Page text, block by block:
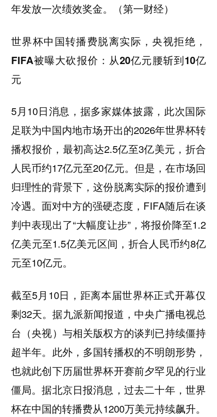
年发放一次绩效奖金。（第一财经）
世界杯中国转播费脱离实际，央视拒绝，
FIFA被曝大砍报价：从20亿元腰斩到10亿
元
5月10日消息，据多家媒体披露，此次国际
足联为中国内地市场开出的2026年世界杯转
播权报价，最初高达2.5亿至3亿美元，折合
人民币约17亿元至20亿元。但是，在市场回
归理性的背景下，这份脱离实际的报价遭到
冷遇。面对中方的强硬态度，FIFA随后在谈
判中表现出了“大幅度让步”，将报价降至1.2
亿美元至1.5亿美元区间，折合人民币约8亿
元至10亿元。
截至5月10日，距离本届世界杯正式开幕仅
剩32天。据九派新闻报道，中央广播电视总
台（央视）与相关版权方的谈判已持续僵持
超半年。此外，多国转播权的不明朗形势，
也就此创下历届世界杯开赛前夕罕见的行业
僵局。据北京日报消息，过去二十年，世界
杯在中国的转播费从1200万美元持续飙升。